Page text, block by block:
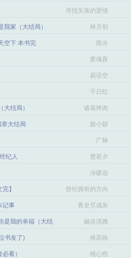
寻找失落的爱情
家（大结局） 林月初
空下 本书完 雨水
萧魂夜
易语空
千日红
结局） 诸葛烤肉
大结局 殷小妍
广林
纪人 楚若夕
冷嗳迩
】
曾经拥有的方向
感
记事 青史尽成灰
是我的幸福（大结
赫连清雅
书友了) 推高铁
看） 桃心然